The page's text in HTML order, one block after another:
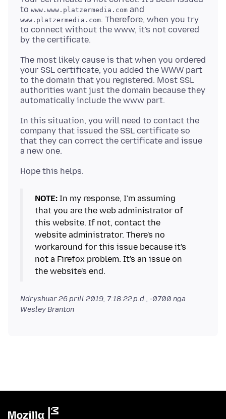
to www.www.platzermedia.com and
www.platzermedia.com. Therefore, when you try
to connect without the www, it's not covered
The most likely cause is that when you ordered
your SSL certificate, you added the WWW part
to the domain that you registered. Most SSL
authorities want just the domain because they
In this situation, you will need to contact the
company that issued the SSL certificate so
that they can correct the certificate and issue
NOTE: In my response, I'm assuming
that you are the web administrator of
this website. If not, contact the
website administrator. There's no
workaround for this issue because it's
not a Firefox problem. It's an issue on
the website's end.
Ndryshuar26 prill 2019, 7:18:22 p.d., -0700 nga
Wesley Branton